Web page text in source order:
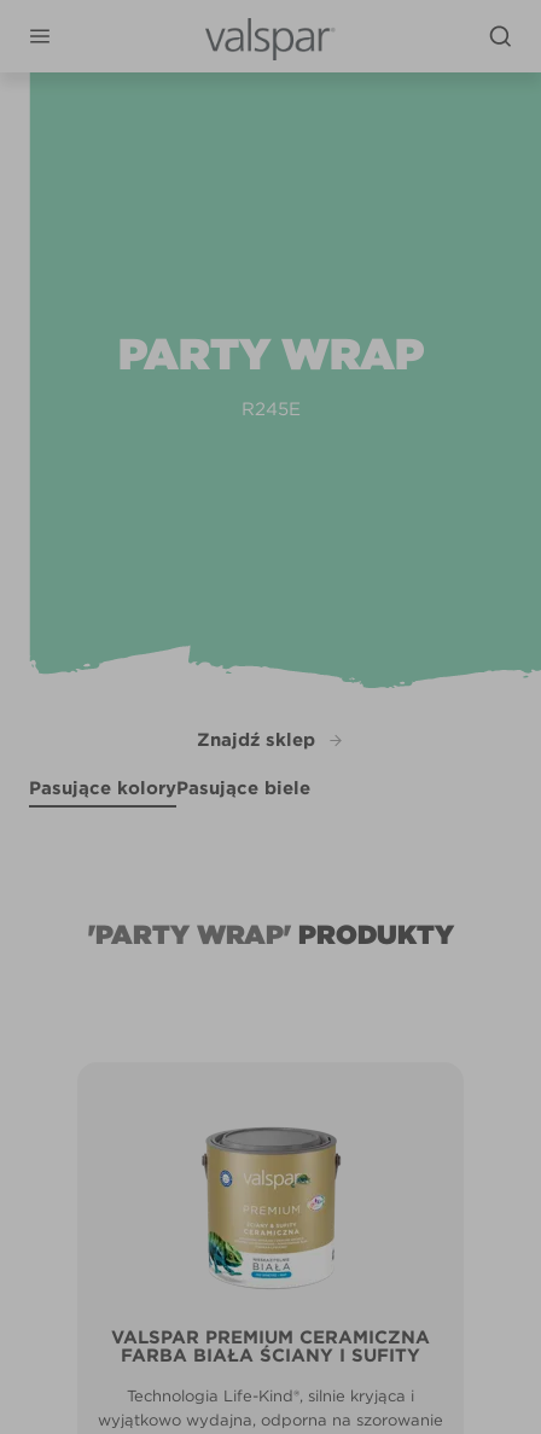
PARTY WRAP
R245E
Znajdź sklep
Pasujące koloryPasujące biele
'PARTY WRAP'PRODUKTY
VALSPAR PREMIUM CERAMICZNA
FARBA BIAŁA ŚCIANY I SUFITY
Technologia Life-Kind®, silnie kryjąca i
wyjątkowo wydajna, odporna na szorowanie